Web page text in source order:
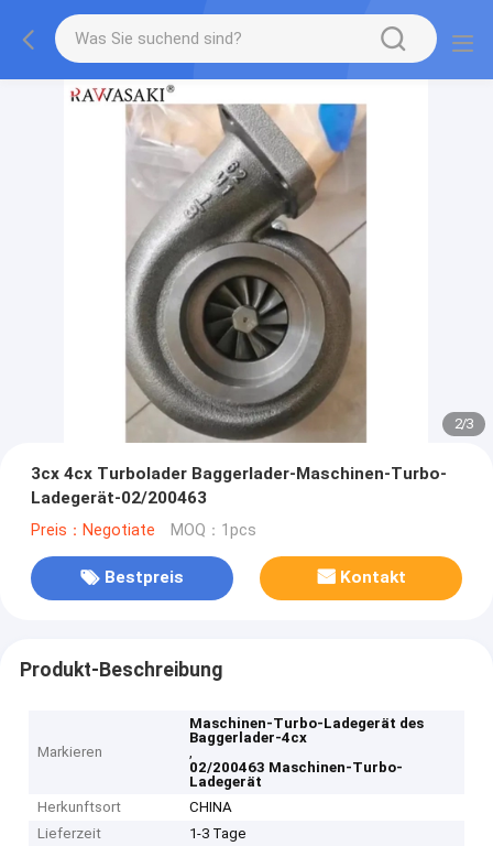
2/3
3cx 4cx Turbolader Baggerlader-Maschinen-Turbo-
Ladegerät-02/200463
Preis：Negotiate MOQ：1pcs
Bestpreis Kontakt
Produkt-Beschreibung
Markieren
Maschinen-Turbo-Ladegerät des
Baggerlader-4cx
,
02/200463 Maschinen-Turbo-
Ladegerät
Herkunftsort
CHINA
Lieferzeit
1-3 Tage